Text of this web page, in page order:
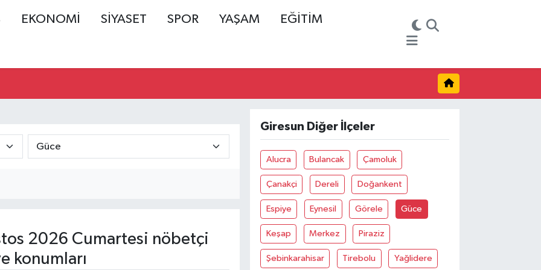
EKONOMİ SİYASET SPOR YAŞAM EĞİTİM
2026 Cumartesi nöbetçi
konumları
Giresun Diğer İlçeler
Alucra Bulancak Çamoluk
Çanakçi Dereli Doğankent
Espiye Eynesil Görele Güce
Keşap Merkez Piraziz
Şebinkarahisar Tirebolu Yağlidere